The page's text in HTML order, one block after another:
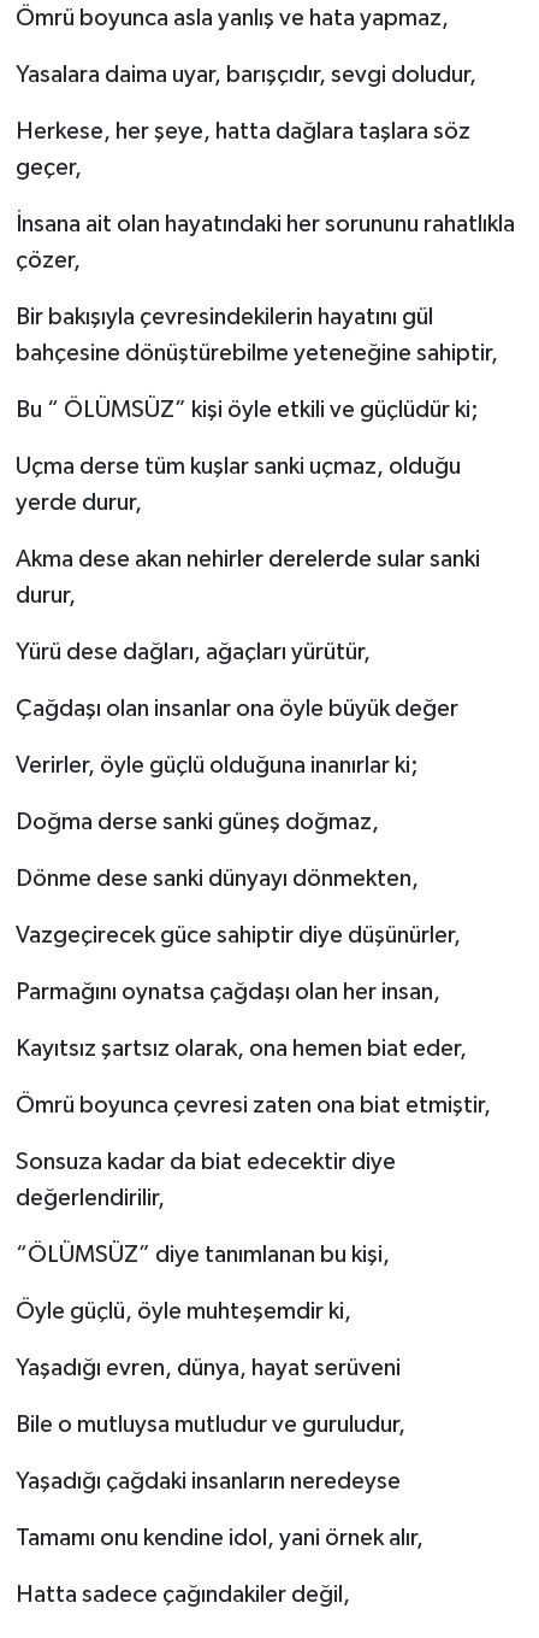
Ömrü boyunca asla yanlış ve hata yapmaz,
Yasalara daima uyar, barışçıdır, sevgi doludur,
Herkese, her şeye, hatta dağlara taşlara söz
geçer,
İnsana ait olan hayatındaki her sorununu rahatlıkla
çözer,
Bir bakışıyla çevresindekilerin hayatını gül
bahçesine dönüştürebilme yeteneğine sahiptir,
Bu “ ÖLÜMSÜZ” kişi öyle etkili ve güçlüdür ki;
Uçma derse tüm kuşlar sanki uçmaz, olduğu
yerde durur,
Akma dese akan nehirler derelerde sular sanki
durur,
Yürü dese dağları, ağaçları yürütür,
Çağdaşı olan insanlar ona öyle büyük değer
Verirler, öyle güçlü olduğuna inanırlar ki;
Doğma derse sanki güneş doğmaz,
Dönme dese sanki dünyayı dönmekten,
Vazgeçirecek güce sahiptir diye düşünürler,
Parmağını oynatsa çağdaşı olan her insan,
Kayıtsız şartsız olarak, ona hemen biat eder,
Ömrü boyunca çevresi zaten ona biat etmiştir,
Sonsuza kadar da biat edecektir diye
değerlendirilir,
“ÖLÜMSÜZ” diye tanımlanan bu kişi,
Öyle güçlü, öyle muhteşemdir ki,
Yaşadığı evren, dünya, hayat serüveni
Bile o mutluysa mutludur ve guruludur,
Yaşadığı çağdaki insanların neredeyse
Tamamı onu kendine idol, yani örnek alır,
Hatta sadece çağındakiler değil,